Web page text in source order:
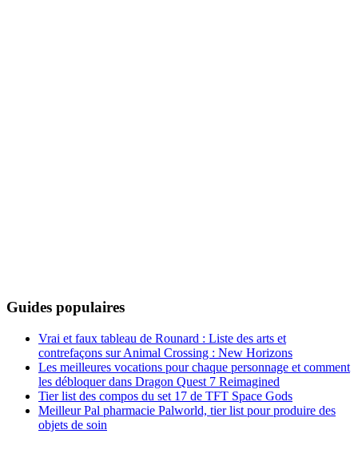
Guides populaires
Vrai et faux tableau de Rounard : Liste des arts et
contrefaçons sur Animal Crossing : New Horizons
Les meilleures vocations pour chaque personnage et comment
les débloquer dans Dragon Quest 7 Reimagined
Tier list des compos du set 17 de TFT Space Gods
Meilleur Pal pharmacie Palworld, tier list pour produire des
objets de soin